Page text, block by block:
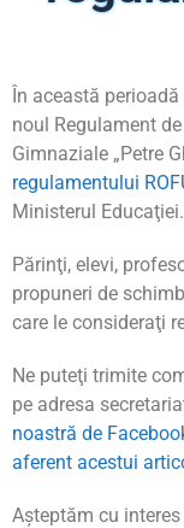
În această
noul Regulament
Gimnaziale „Petre
regulamentului
Ministerul Educaţiei.
Părinţi, elevi,
propuneri de
care le consideraţi
Ne puteţi trimite
pe adresa
noastră de
aferent acestui
Aşteptăm cu